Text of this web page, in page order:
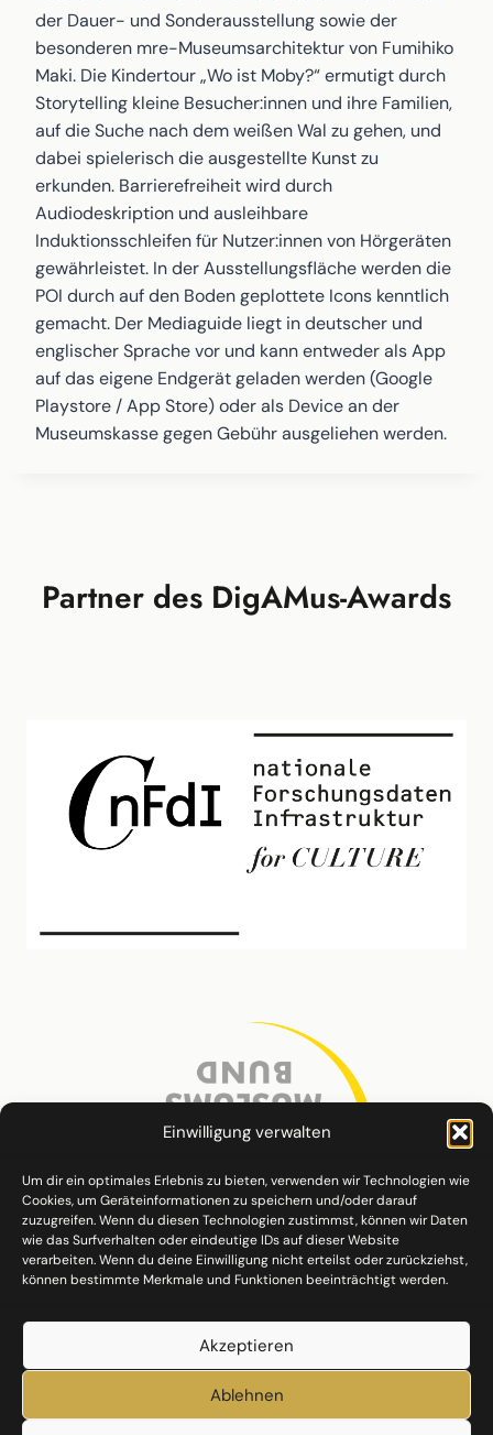
Einwilligung verwalten
Um dir ein optimales Erlebnis zu bieten, verwenden wir Technologien wie
Cookies, um Geräteinformationen zu speichern und/oder darauf
zuzugreifen. Wenn du diesen Technologien zustimmst, können wir Daten
wie das Surfverhalten oder eindeutige IDs auf dieser Website
verarbeiten. Wenn du deine Einwilligung nicht erteilst oder zurückziehst,
können bestimmte Merkmale und Funktionen beeinträchtigt werden.
Akzeptieren
Ablehnen
der Dauer- und Sonderausstellung sowie der
besonderen mre-Museumsarchitektur von Fumihiko
Maki. Die Kindertour „Wo ist Moby?“ ermutigt durch
Storytelling kleine Besucher:innen und ihre Familien,
auf die Suche nach dem weißen Wal zu gehen, und
dabei spielerisch die ausgestellte Kunst zu
erkunden. Barrierefreiheit wird durch
Audiodeskription und ausleihbare
Induktionsschleifen für Nutzer:innen von Hörgeräten
gewährleistet. In der Ausstellungsfläche werden die
POI durch auf den Boden geplottete Icons kenntlich
gemacht. Der Mediaguide liegt in deutscher und
englischer Sprache vor und kann entweder als App
auf das eigene Endgerät geladen werden (Google
Playstore / App Store) oder als Device an der
Museumskasse gegen Gebühr ausgeliehen werden.
Partner des DigAMus-Awards